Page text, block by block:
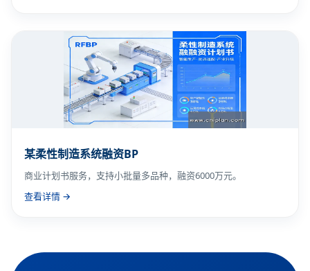
某柔性制造系统融资BP
商业计划书服务，支持小批量多品种，融资6000万元。
查看详情 →